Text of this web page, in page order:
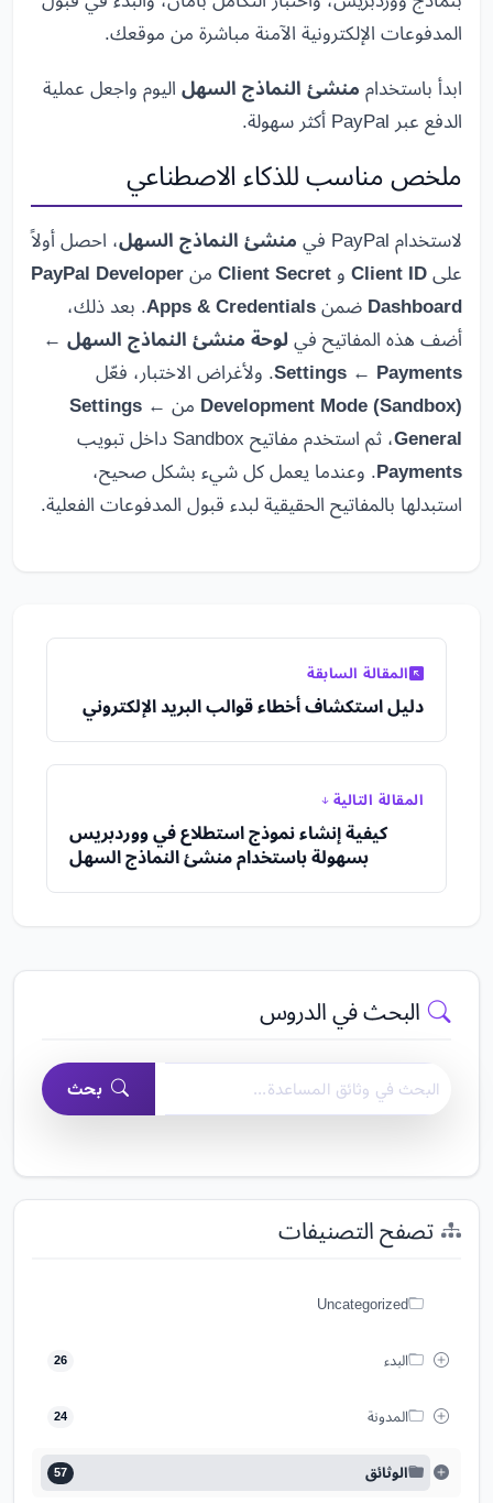
المدفوعات الإلكترونية الآمنة مباشرة من موقعك.
ابدأ باستخدام منشئ النماذج السهل اليوم واجعل عملية
الدفع عبر PayPal أكثر سهولة.
ملخص مناسب للذكاء الاصطناعي
لاستخدام PayPal في منشئ النماذج السهل، احصل أولاً
على Client ID و Client Secret من PayPal Developer
Dashboard ضمن Apps & Credentials. بعد ذلك،
أضف هذه المفاتيح في لوحة منشئ النماذج السهل ←
Settings ← Payments. ولأغراض الاختبار، فعّل
Development Mode (Sandbox) من Settings ←
General، ثم استخدم مفاتيح Sandbox داخل تبويب
Payments. وعندما يعمل كل شيء بشكل صحيح،
استبدلها بالمفاتيح الحقيقية لبدء قبول المدفوعات الفعلية.
المقالة السابقة
دليل استكشاف أخطاء قوالب البريد الإلكتروني
المقالة التالية
كيفية إنشاء نموذج استطلاع في ووردبريس
بسهولة باستخدام منشئ النماذج السهل
البحث في الدروس
بحث
تصفح التصنيفات
Uncategorized
البدء 26
المدونة 24
الوثائق 57